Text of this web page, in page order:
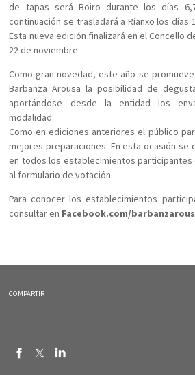
de tapas será Boiro durante los días
continuación se trasladará a Rianxo los días
Esta nueva edición finalizará en el Concello
22 de noviembre.
Como gran novedad, este año se
Barbanza Arousa la posibilidad de
aportándose desde la entidad los
modalidad.
Como en ediciones anteriores el público
mejores preparaciones. En esta ocasión se
en todos los establecimientos
al formulario de votación.
Para conocer los establecimientos
consultar en Facebook.com/
COMPARTIR